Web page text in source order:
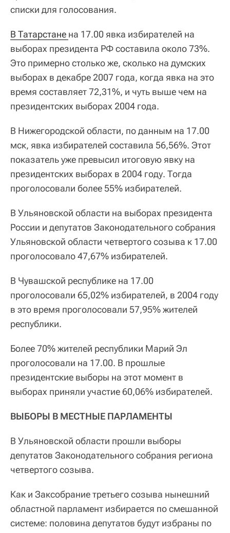
списки для голосования.
В Татарстане на 17.00 явка избирателей на
выборах президента РФ составила около 73%.
Это примерно столько же, сколько на думских
выборах в декабре 2007 года, когда явка на это
время составляет 72,31%, и чуть выше чем на
президентских выборах 2004 года.
В Нижегородской области, по данным на 17.00
мск, явка избирателей составила 56,56%. Этот
показатель уже превысил итоговую явку на
президентских выборах в 2004 году. Тогда
проголосовали более 55% избирателей.
В Ульяновской области на выборах президента
России и депутатов Законодательного собрания
Ульяновской области четвертого созыва к 17.00
проголосовало 47,67% избирателей.
В Чувашской республике на 17.00
проголосовали 65,02% избирателей, в 2004 году
в это время проголосовали 57,95% жителей
республики.
Более 70% жителей республики Марий Эл
проголосовали на 17.00. В прошлые
президентские выборы на этот момент в
выборах приняли участие 60,06% избирателей.
ВЫБОРЫ В МЕСТНЫЕ ПАРЛАМЕНТЫ
В Ульяновской области прошли выборы
депутатов Законодательного собрания региона
четвертого созыва.
Как и Заксобрание третьего созыва нынешний
областной парламент избирается по смешанной
системе: половина депутатов будут избраны по